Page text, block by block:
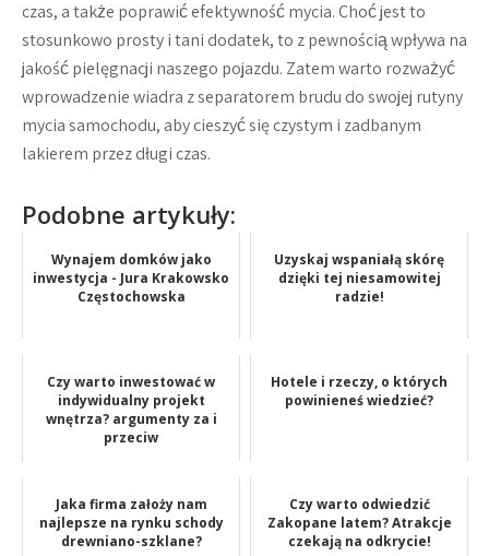
czas, a także poprawić efektywność mycia. Choć jest to
stosunkowo prosty i tani dodatek, to z pewnością wpływa na
jakość pielęgnacji naszego pojazdu. Zatem warto rozważyć
wprowadzenie wiadra z separatorem brudu do swojej rutyny
mycia samochodu, aby cieszyć się czystym i zadbanym
lakierem przez długi czas.
Podobne artykuły:
Wynajem domków jako
inwestycja - Jura Krakowsko
Częstochowska
Uzyskaj wspaniałą skórę
dzięki tej niesamowitej
radzie!
Czy warto inwestować w
indywidualny projekt
wnętrza? argumenty za i
przeciw
Hotele i rzeczy, o których
powinieneś wiedzieć?
Jaka firma założy nam
najlepsze na rynku schody
drewniano-szklane?
Czy warto odwiedzić
Zakopane latem? Atrakcje
czekają na odkrycie!